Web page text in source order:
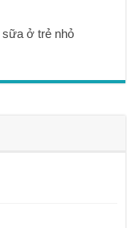
sữa ở trẻ nhỏ